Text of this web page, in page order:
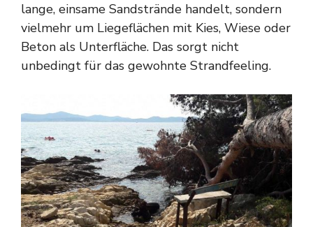
lange, einsame Sandstrände handelt, sondern
vielmehr um Liegeflächen mit Kies, Wiese oder
Beton als Unterfläche. Das sorgt nicht
unbedingt für das gewohnte Strandfeeling.